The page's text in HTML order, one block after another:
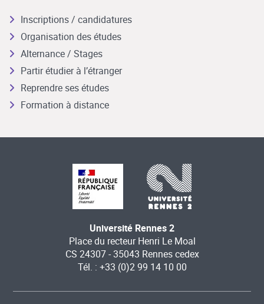
Inscriptions / candidatures
Organisation des études
Alternance / Stages
Partir étudier à l’étranger
Reprendre ses études
Formation à distance
Université Rennes 2
Place du recteur Henri Le Moal
CS 24307 - 35043 Rennes cedex
Tél. : +33 (0)2 99 14 10 00